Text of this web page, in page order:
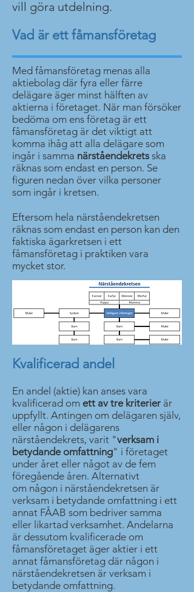
vill göra utdelning.
Vad är ett fåmansföretag
Med fåmansföretag menas alla
aktiebolag där fyra eller färre
delägare äger minst hälften av
aktierna i företaget. När man försöker
bedöma om ens företag är ett
fåmansföretag är det viktigt att
komma ihåg att alla delägare som
ingår i samma närståendekrets ska
räknas som endast en person. Se
figuren nedan över vilka personer
som ingår i kretsen.
Eftersom hela närståendekretsen
räknas som endast en person kan den
faktiska ägarkretsen i ett
fåmansföretag i praktiken vara
mycket stor.
Kvalificerad andel
En andel (aktie) kan anses vara
kvalificerad om ett av tre kriterier är
uppfyllt. Antingen om delägaren själv,
eller någon i delägarens
närståendekrets, varit "verksam i
betydande omfattning" i företaget
under året eller något av de fem
föregående åren. Alternativt
om någon i närståendekretsen är
verksam i betydande omfattning i ett
annat FÅAB som bedriver samma
eller likartad verksamhet. Andelarna
är dessutom kvalificerade om
fåmansföretaget äger aktier i ett
annat fåmansföretag där någon i
närståendekretsen är verksam i
betydande omfattning.